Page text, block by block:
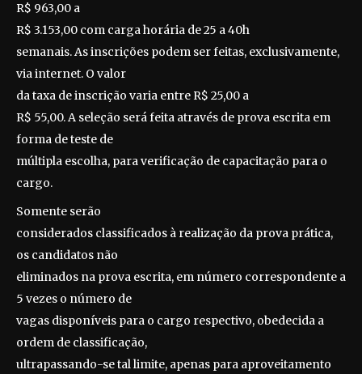
R$ 963,00 a
R$ 3.153,00 com carga horária de 25 a 40h
semanais. As inscrições podem ser feitas, exclusivamente,
via internet. O valor
da taxa de inscrição varia entre R$ 25,00 a
R$ 55,00. A seleção será feita através de prova escrita em
forma de teste de
múltipla escolha, para verificação de capacitação para o
cargo.
Somente serão
considerados classificados à realização da prova prática,
os candidatos não
eliminados na prova escrita, em número correspondente a
5 vezes o número de
vagas disponíveis para o cargo respectivo, obedecida a
ordem de classificação,
ultrapassando-se tal limite, apenas para aproveitamento